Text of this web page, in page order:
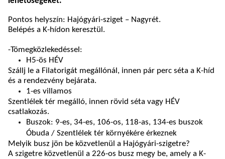
Pontos helyszín: Hajógyári-sziget – Nagyrét.
Belépés a K-hídon keresztül.
-Tömegközlekedéssel:
H5-ös HÉV
Szállj le a Filatorigát megállónál, innen pár perc séta a K-híd
és a rendezvény bejárata.
1-es villamos
Szentlélek tér megálló, innen rövid séta vagy HÉV
csatlakozás.
Buszok: 9-es, 34-es, 106-os, 118-as, 134-es buszok
Óbuda / Szentlélek tér környékére érkeznek
Melyik busz jön be közvetlenül a Hajógyári-szigetre?
A szigetre közvetlenül a 226-os busz megy be, amely a K-